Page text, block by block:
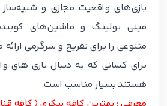
بازی‌های واقعیت مجازی و
مینی بولینگ و ماشین‌های
متنوعی را برای تفریح و سرگرمی
برای کسانی که به دنبال بازی های
هستند بسیار مناسب است.